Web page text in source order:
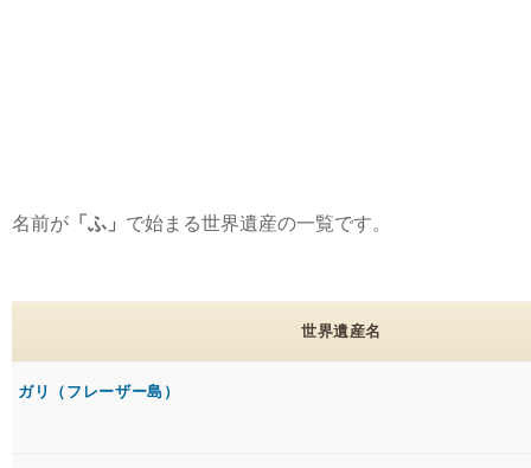
名前が 「ふ」 で始まる世界遺産の一覧です。
世界遺産名
ガリ（フレーザー島）